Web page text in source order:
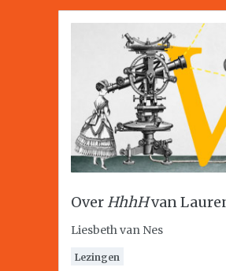
OverHhhHvan
Liesbeth van Nes
Lezingen